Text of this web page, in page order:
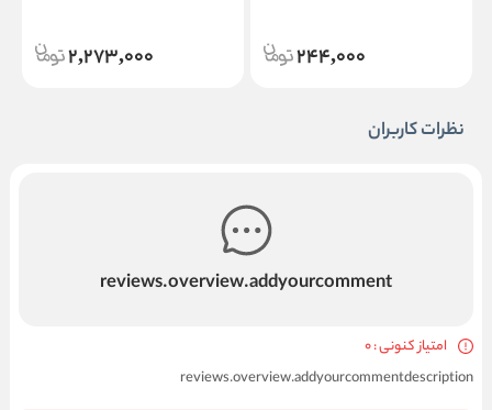
244,000
2,273,000
نظرات کاربران
reviews.overview.addyourcomment
امتیاز کنونی : 0
reviews.overview.addyourcommentdescription